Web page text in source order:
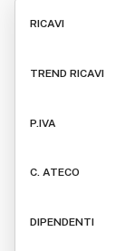
RICAVI
TREND RICAVI
P.IVA
C. ATECO
DIPENDENTI